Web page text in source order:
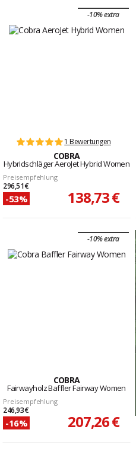
-10% extra
1 Bewertungen
COBRA
Hybridschläger AeroJet Hybrid Women
Preisempfehlung
296,51 €
-53% 138,73 €
-10% extra
COBRA
Fairwayholz Baffler Fairway Women
Preisempfehlung
246,93 €
-16% 207,26 €